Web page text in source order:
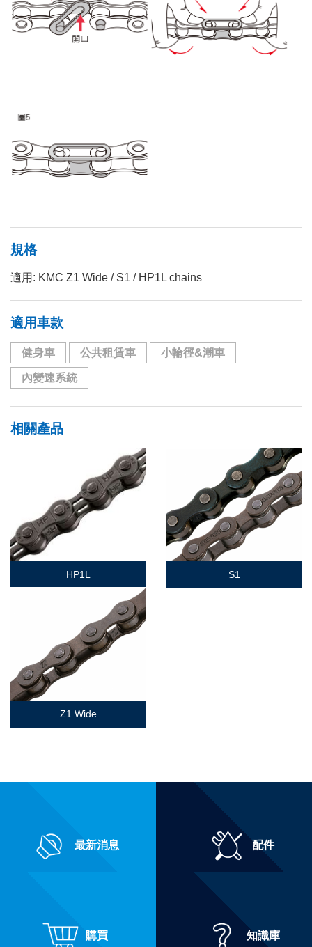
規格
適用: KMC Z1 Wide / S1 / HP1L chains
適用車款
健身車 公共租賃車 小輪徑&潮車
內變速系統
相關產品
HP1L S1
Z1 Wide
最新消息 配件
購買 知識庫